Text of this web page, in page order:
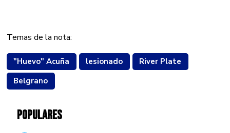
Temas de la nota:
"Huevo" Acuña lesionado
River Plate
Belgrano
POPULARES